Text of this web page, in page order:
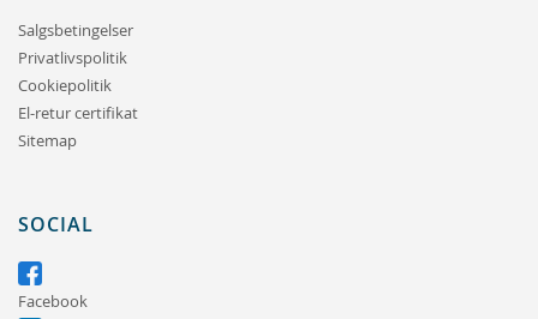
Salgsbetingelser
Privatlivspolitik
Cookiepolitik
El-retur certifikat
Sitemap
SOCIAL
Facebook